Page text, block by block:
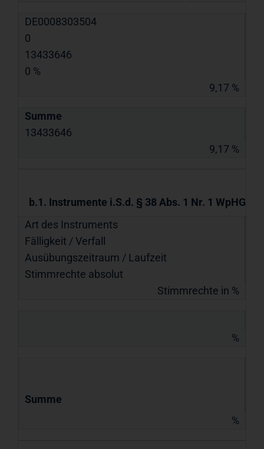
DE0008303504
0
13433646
0 %
9,17 %
Summe
13433646
9,17 %
b.1. Instrumente i.S.d. § 38 Abs. 1 Nr. 1 WpHG
Art des Instruments
Fälligkeit / Verfall
Ausübungs­zeitraum / Laufzeit
Stimmrechte absolut
Stimmrechte in %
%
Summe
%